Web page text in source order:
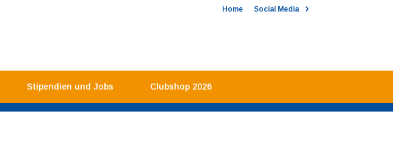
Home Social Media
Stipendien und Jobs Clubshop 2026